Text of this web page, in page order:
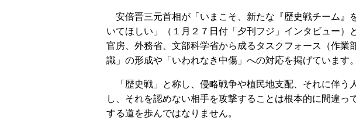
安倍晋三元首相が「いまこそ、新たな『歴史戦チーム』
いてほしい」（１月２７日付「夕刊フジ」インタビュー）
官房、外務省、文部科学省から成るタスクフォース（作業
識」の形成や「いわれなき中傷」への対応を掲げています。
「歴史戦」と称し、侵略戦争や植民地支配、それに伴う
し、それを認めない相手を攻撃することは根本的に間違っ
する道を歩んではなりません。